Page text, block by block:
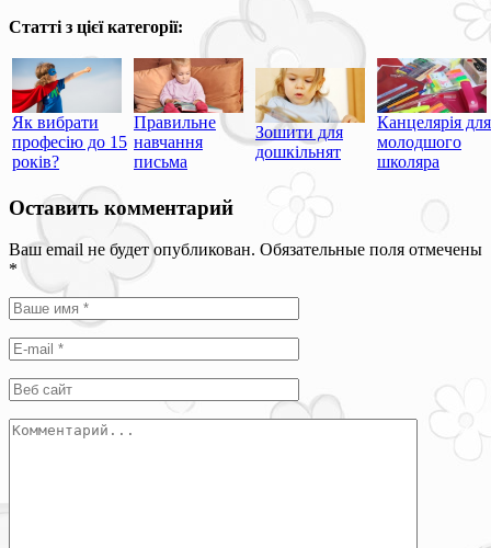
Статті з цієї категорії:
Як вибрати
професію до 15
років?
Правильне
навчання
письма
Зошити для
дошкільнят
Канцелярія для
молодшого
школяра
Оставить комментарий
Ваш email не будет опубликован. Обязательные поля отмечены
*